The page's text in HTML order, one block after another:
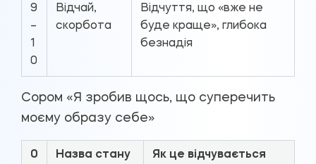
9
–
1
0
Відчай,
скорбота
Відчуття, що «вже не
буде краще», глибока
безнадія
Сором «Я зробив щось, що суперечить
моєму образу себе»
0
Назва стану Як це відчувається